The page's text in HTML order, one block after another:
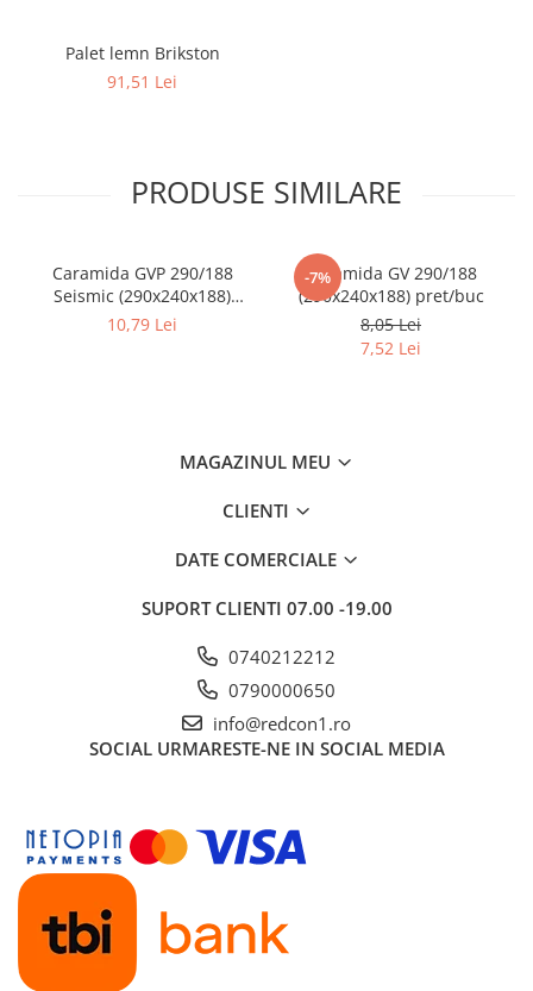
Palet lemn Brikston
91,51 Lei
PRODUSE SIMILARE
Caramida GVP 290/188
Seismic (290x240x188)
pret/buc
10,79 Lei
-7%
Caramida GV 290/188
(290x240x188) pret/buc
8,05 Lei
7,52 Lei
MAGAZINUL MEU
CLIENTI
DATE COMERCIALE
SUPORT CLIENTI 07.00 -19.00
0740212212
0790000650
info@redcon1.ro
SOCIAL URMARESTE-NE IN SOCIAL MEDIA